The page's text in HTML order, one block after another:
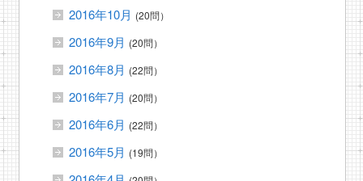
2016年10月 (20問）
2016年9月 (20問）
2016年8月 (22問）
2016年7月 (20問）
2016年6月 (22問）
2016年5月 (19問）